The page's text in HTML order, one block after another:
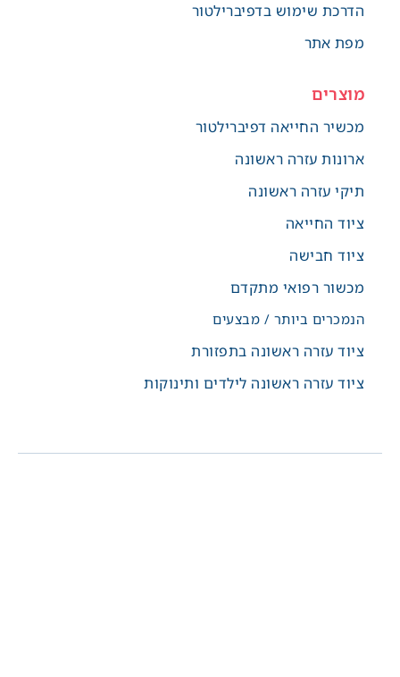
הדרכת שימוש בדפיברילטור
מפת אתר
מוצרים
מכשיר החייאה דפיברילטור
ארונות עזרה ראשונה
תיקי עזרה ראשונה
ציוד החייאה
ציוד חבישה
מכשור רפואי מתקדם
הנמכרים ביותר / מבצעים
ציוד עזרה ראשונה בתפזורת
ציוד עזרה ראשונה לילדים ותינוקות